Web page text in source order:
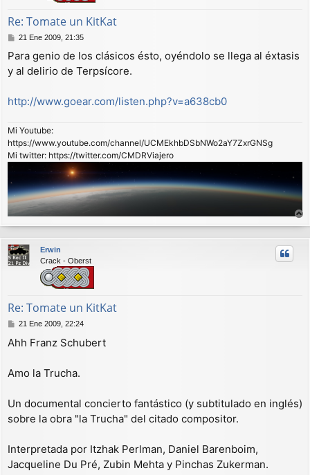
Re: Tomate un KitKat
M
n
s
e
21 Ene 2009, 21:35
Para genio de los clásicos ésto, oyéndolo se llega al éxtasis
y al delirio de Terpsícore.
http://www.goear.com/listen.php?v=a638cb0
Mi Youtube:
https://www.youtube.com/channel/UCMEkhbDSbNWo2aY7ZxrGNSg
Mi twitter: https://twitter.com/CMDRViajero
r
r
Erwin
Crack - Oberst
Re: Tomate un KitKat
M
n
j
21 Ene 2009, 22:24
Ahh Franz Schubert
Amo la Trucha.
Un documental concierto fantástico (y subtitulado en inglés)
sobre la obra "la Trucha" del citado compositor.
Interpretada por Itzhak Perlman, Daniel Barenboim,
Jacqueline Du Pré, Zubin Mehta y Pinchas Zukerman.